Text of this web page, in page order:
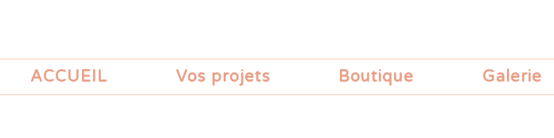
ACCUEIL Vos projets Boutique Galerie